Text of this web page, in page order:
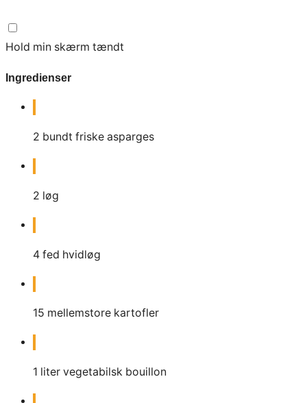
Hold min skærm tændt
Ingredienser
2 bundt friske asparges
2 løg
4 fed hvidløg
15 mellemstore kartofler
1 liter vegetabilsk bouillon